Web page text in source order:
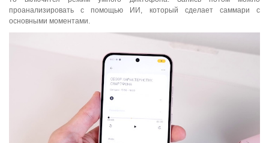
проанализировать с помощью ИИ, который сделает саммари с
основными моментами.